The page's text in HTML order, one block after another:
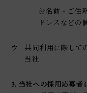
お名前・ご住
ドレスなどの
ウ
共同利用に際して
当社
3. 当社への採用応募者